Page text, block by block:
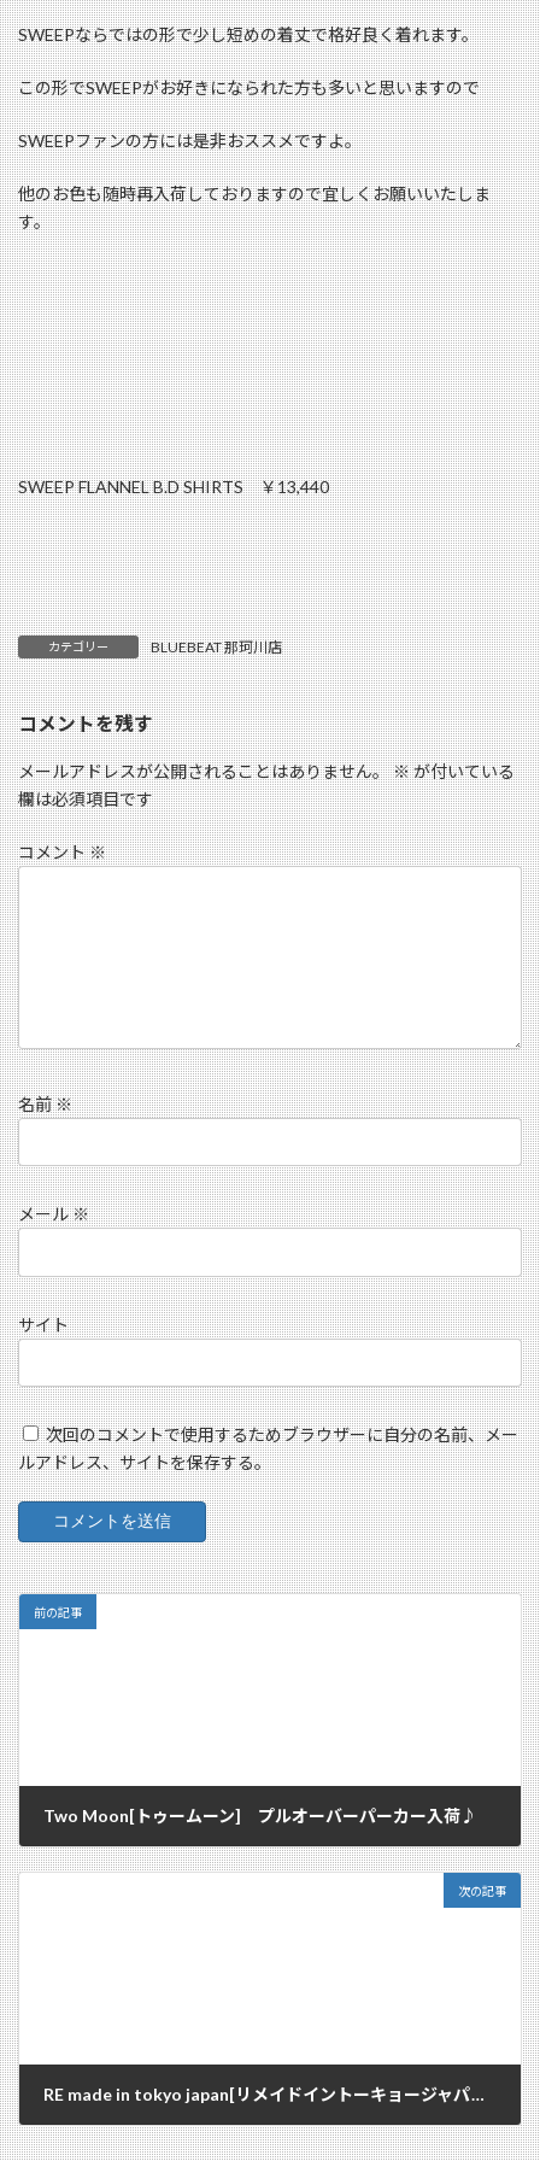
SWEEPならではの形で少し短めの着丈で格好良く着れます。
この形でSWEEPがお好きになられた方も多いと思いますので
SWEEPファンの方には是非おススメですよ。
他のお色も随時再入荷しておりますので宜しくお願いいたしま
す。
SWEEP FLANNEL B.D SHIRTS ￥13,440
カテゴリー BLUEBEAT 那珂川店
コメントを残す
メールアドレスが公開されることはありません。※が付いている
欄は必須項目です
コメント※
名前※
メール※
サイト
次回のコメントで使用するためブラウザーに自分の名前、メー
ルアドレス、サイトを保存する。
前の記事
Two Moon[トゥームーン] プルオーバーパーカー入荷♪
2012/10/28
次の記事
RE made in tokyo japan[リメイドイントーキョージャパン] カットソー入荷♪
2012/10/29